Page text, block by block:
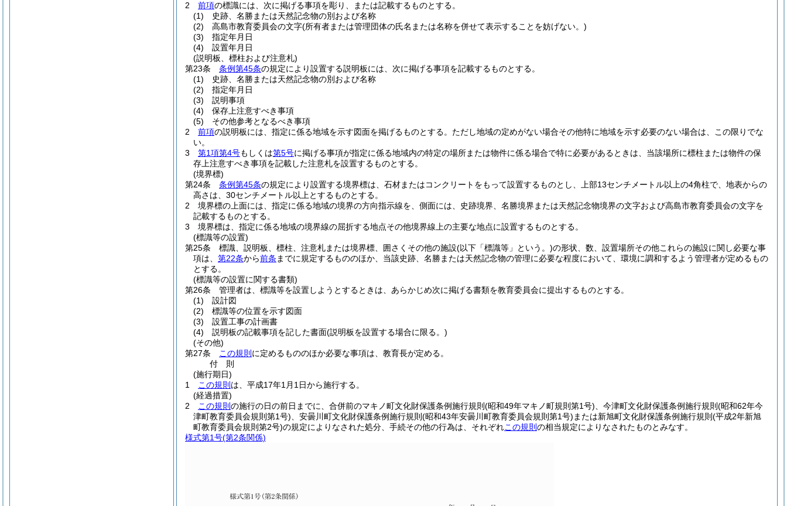
2
前項の標識には、次に掲げる事項を彫り、または記載するものとする。
(1)
史跡、名勝または天然記念物の別および名称
(2)
高島市教育委員会の文字(所有者または管理団体の氏名または名称を併せて表示することを妨げない。)
(3)
指定年月日
(4)
設置年月日
(説明板、標柱および注意札)
第23条
条例第45条の規定により設置する説明板には、次に掲げる事項を記載するものとする。
(1)
史跡、名勝または天然記念物の別および名称
(2)
指定年月日
(3)
説明事項
(4)
保存上注意すべき事項
(5)
その他参考となるべき事項
2
前項の説明板には、指定に係る地域を示す図面を掲げるものとする。 ただし地域の定めがない場合その他特に地域を示す必要のない場合は、この限りでな
い。
3
第1項第4号もしくは第5号に掲げる事項が指定に係る地域内の特定の場所または物件に係る場合で特に必要があるときは、当該場所に標柱または物件の保
存上注意すべき事項を記載した注意札を設置するものとする。
(境界標)
第24条
条例第45条の規定により設置する境界標は、石材またはコンクリートをもって設置するものとし、上部13センチメートル以上の4角柱で、地表からの
高さは、30センチメートル以上とするものとする。
2
境界標の上面には、指定に係る地域の境界の方向指示線を、側面には、史跡境界、名勝境界または天然記念物境界の文字および高島市教育委員会の文字を
記載するものとする。
3
境界標は、指定に係る地域の境界線の屈折する地点その他境界線上の主要な地点に設置するものとする。
(標識等の設置)
第25条
標識、説明板、標柱、注意札または境界標、囲さくその他の施設(以下「標識等」という。)の形状、数、設置場所その他これらの施設に関し必要な事
項は、 第22条から前条 までに規定するもののほか、当該史跡、名勝または天然記念物の管理に必要な程度において、環境に調和するよう管理者が定めるもの
とする。
(標識等の設置に関する書類)
第26条
管理者は、標識等を設置しようとするときは、あらかじめ次に掲げる書類を教育委員会に提出するものとする。
(1)
設計図
(2)
標識等の位置を示す図面
(3)
設置工事の計画書
(4)
説明板の記載事項を記した書面(説明板を設置する場合に限る。)
(その他)
第27条
この規則 に定めるもののほか必要な事項は、教育長が定める。
付 則
(施行期日)
1
この規則 は、平成17年1月1日から施行する。
(経過措置)
2
この規則 の施行の日の前日までに、合併前のマキノ町文化財保護条例施行規則 (昭和49年マキノ町規則第1号) 、今津町文化財保護条例施行規則 (昭和62年今
津町教育委員会規則第1号) 、安曇川町文化財保護条例施行規則 (昭和43年安曇川町教育委員会規則第1号) または新旭町文化財保護条例施行規則 (平成2年新旭
町教育委員会規則第2号)の規定によりなされた処分、手続その他の行為は、それぞれこの規則 の相当規定によりなされたものとみなす。
様式第1号(第2条関係)